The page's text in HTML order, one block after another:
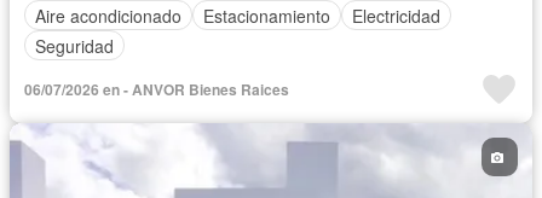
Aire acondicionado
Estacionamiento
Electricidad
Seguridad
06/07/2026 en - ANVOR Bienes Raices